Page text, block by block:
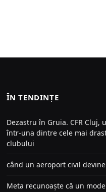
ÎN TENDINȚE
Dezastru în Gruia. CFR Cluj,
într-una dintre cele mai
clubului
când un aeroport civil
Meta recunoaște că un